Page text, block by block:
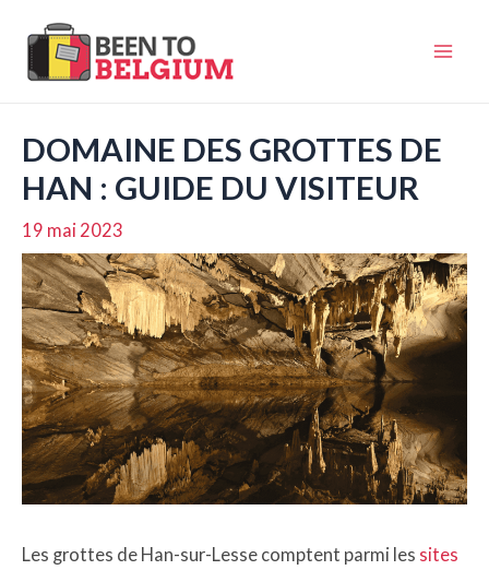
contenu
DOMAINE DES GROTTES DE
HAN : GUIDE DU VISITEUR
19 mai 2023
Les grottes de Han-sur-Lesse comptent parmi les sites